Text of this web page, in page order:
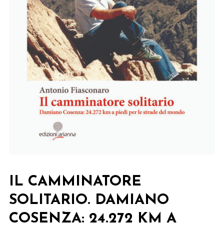
IL CAMMINATORE
SOLITARIO. DAMIANO
COSENZA: 24.272 KM A